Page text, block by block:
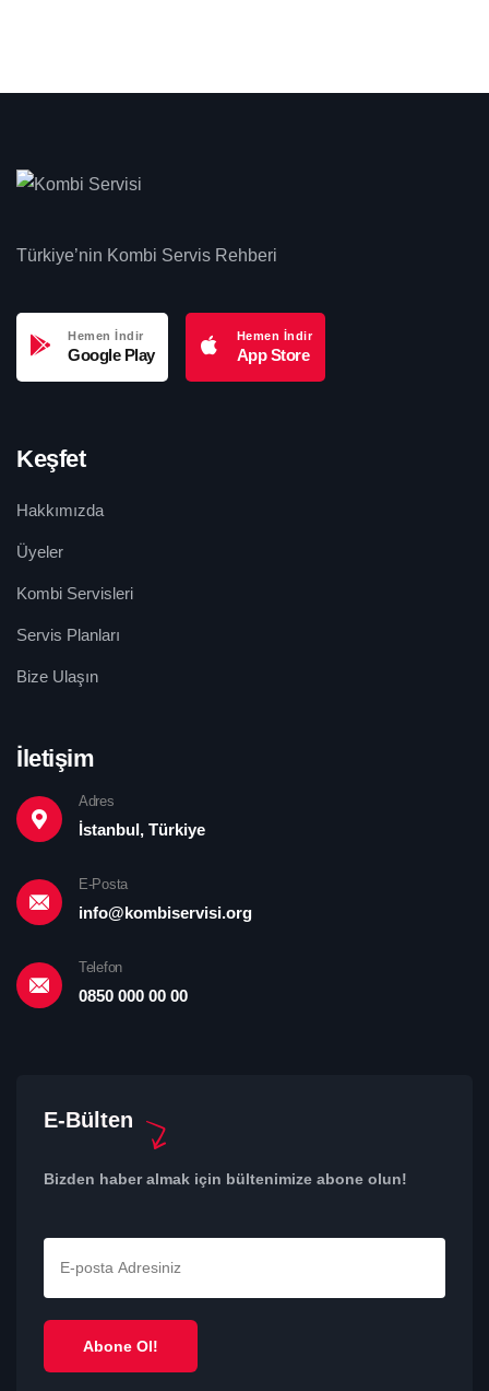
Türkiye’nin Kombi Servis Rehberi
Hemen İndir
Google Play
Hemen İndir
App Store
Keşfet
Hakkımızda
Üyeler
Kombi Servisleri
Servis Planları
Bize Ulaşın
İletişim
Adres
İstanbul, Türkiye
E-Posta
info@kombiservisi.org
Telefon
0850 000 00 00
E-Bülten
Bizden haber almak için bültenimize abone olun!